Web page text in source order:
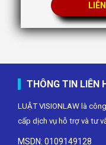
THÔNG TIN LIÊN
LUẬT VISIONLAW là
cấp dịch vụ hỗ trợ và tư
MSDN: 0109149128